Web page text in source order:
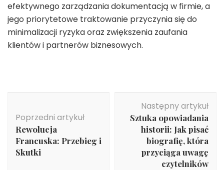
efektywnego zarządzania dokumentacją w firmie, a
jego priorytetowe traktowanie przyczynia się do
minimalizacji ryzyka oraz zwiększenia zaufania
klientów i partnerów biznesowych.
wpisu
Poprzedni artykuł
Rewolucja
Francuska: Przebieg i
Skutki
Następny artykuł
Sztuka opowiadania
historii: Jak pisać
biografię, która
przyciąga uwagę
czytelników